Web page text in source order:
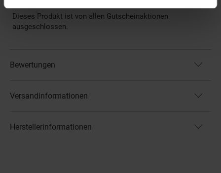
Dieses Produkt ist von allen Gutscheinaktionen
ausgeschlossen.
Bewertungen
Versandinformationen
Herstellerinformationen